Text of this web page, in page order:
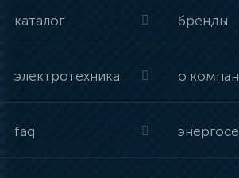
каталог бренды
электротехника о
faq